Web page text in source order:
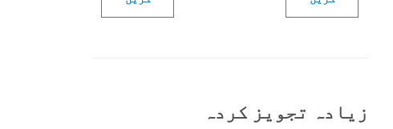
زیادہ تجویز کردہ